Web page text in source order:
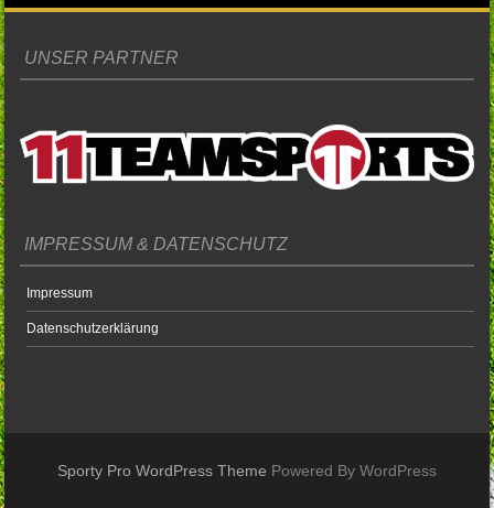
UNSER PARTNER
IMPRESSUM & DATENSCHUTZ
Impressum
Datenschutzerklärung
Sporty Pro WordPress Theme Powered By WordPress